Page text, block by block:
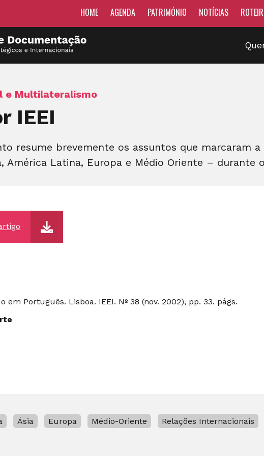
HOME AGENDA PATRIMÓNIO NOTÍCIAS
e Multilateralismo
IEEI
resume brevemente os assuntos que marcaram
América Latina, Europa e Médio Oriente – durante
em Português. Lisboa. IEEI. Nº 38 (nov. 2002), pp. 33. págs.
Ásia Europa Médio-Oriente Relações Internacionais